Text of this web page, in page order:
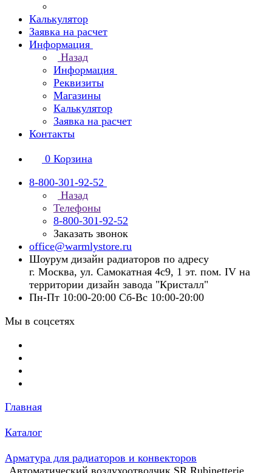
Калькулятор
Заявка на расчет
Информация
Назад
Информация
Реквизиты
Магазины
Калькулятор
Заявка на расчет
Контакты
0 Корзина
8-800-301-92-52
Назад
Телефоны
8-800-301-92-52
Заказать звонок
office@warmlystore.ru
Шоурум дизайн радиаторов по адресу
г. Москва, ул. Самокатная 4с9, 1 эт. пом. IV на
территории дизайн завода "Кристалл"
Пн-Пт 10:00-20:00 Сб-Вс 10:00-20:00
Мы в соцсетях
Главная
Каталог
Арматура для радиаторов и конвекторов
Автоматический воздухоотводчик SR Rubinetterie